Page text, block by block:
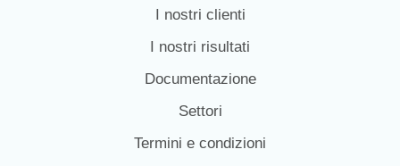
I nostri clienti
I nostri risultati
Documentazione
Settori
Termini e condizioni